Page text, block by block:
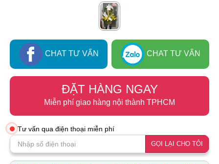
CHAT TƯ VẤN CHAT TƯ VẤN
ĐẶT HÀNG NGAY
Miễn phí giao hàng nội thành TPHCM
Tư vấn qua điện thoại miễn phí
GỌI LẠI CHO TÔI